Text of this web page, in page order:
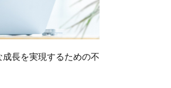
長を実現するための不